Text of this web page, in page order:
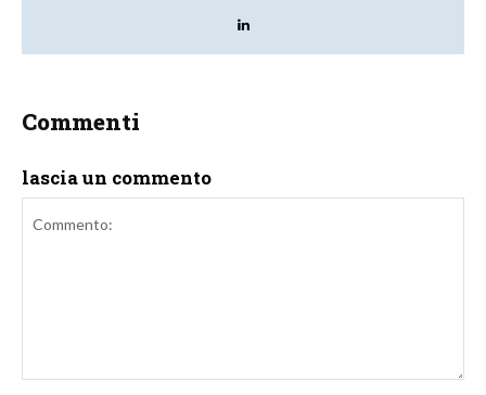
Commenti
lascia un commento